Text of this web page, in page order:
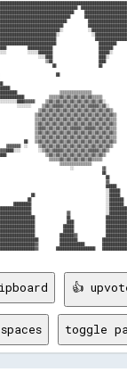
██████████
██████████████                          ████████
░░░░░░████████                          ██████░░
░░░░████                          ████░░
▒▒██                          ████
██                        ██
██
▒▒▒▒▒▒▒▒▒▒▒▒▒▒▒▒▒▒
▒▒▒▒▒▒▓▓▒▒▓▓▒▒▓▓▒▒▓▓▒▒▓▓▒▒▒▒▒▒
▒▒▓▓▒▒▓▓▒▒▓▓▒▒▓▓▒▒▓▓▒▒▓▓▒▒▓▓▒▒▓▓░░
░░░░░░░░
██
░░      ▒▒▓▓▒▒▓▓▒▒▓▓▒▒▓▓▒▒▓▓▒▒▓▓▒▒▓▓▒▒▓▓▒▒▓▓▒▒▓▓▒▒
░░▒▒▓▓▒▒▓▓▓▓▓▓▒▒▓▓▒▒▓▓▒▒▓▓▒▒▓▓▓▓▓▓▒▒▓▓▒▒
▒▒▓▓▒▒▓▓▒▒▓▓▒▒▓▓▒▒▓▓▒▒▓▓▒▒▓▓▒▒▓▓▒▒
▒▒▒▒▒▒▓▓▒▒▓▓▒▒▓▓▒▒▓▓▒▒▓▓▒▒▒▒▒▒
▒▒▒▒▒▒▒▒▒▒▒▒▒▒▒▒▒▒
░░                ▓▓
██
██
▓▓
██████
░░██████
██                                        ░░██████
██                                          ░░████████
██████████                                          ░░████████
▓▓
██
████
██████
██████
████████▓▓
██████████
██████████████
👍
toggle